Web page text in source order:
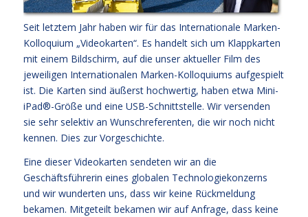
Seit letztem Jahr haben wir für das Internationale Marken-
Kolloquium „Videokarten“. Es handelt sich um Klappkarten
mit einem Bildschirm, auf die unser aktueller Film des
jeweiligen Internationalen Marken-Kolloquiums aufgespielt
ist. Die Karten sind äußerst hochwertig, haben etwa Mini-
iPad®-Größe und eine USB-Schnittstelle. Wir versenden
sie sehr selektiv an Wunschreferenten, die wir noch nicht
kennen. Dies zur Vorgeschichte.
Eine dieser Videokarten sendeten wir an die
Geschäftsführerin eines globalen Technologiekonzerns
und wir wunderten uns, dass wir keine Rückmeldung
bekamen. Mitgeteilt bekamen wir auf Anfrage, dass keine